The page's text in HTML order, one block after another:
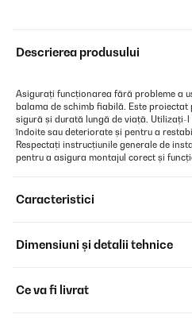
Descrierea produsului
Asigurați funcționarea fără probleme a
balama de schimb fiabilă. Este
sigură și durată lungă de viață. Utilizați-
îndoite sau deteriorate și pentru a
Respectați instrucțiunile generale de
pentru a asigura montajul corect și
Caracteristici
Dimensiuni și detalii tehnice
Ce va fi livrat